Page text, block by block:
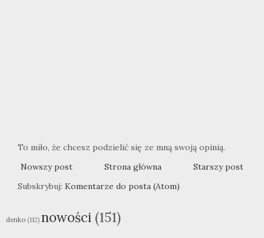
To miło, że chcesz podzielić się ze mną swoją opinią.
Nowszy post
Starszy post
Strona główna
Subskrybuj: Komentarze do posta (Atom)
denko (112) nowości (151)